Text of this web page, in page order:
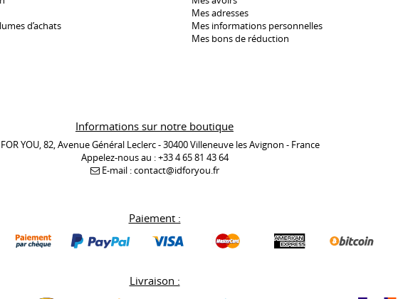
d’achats
Mes adresses
Mes informations personnelles
Mes bons de réduction
Informations sur notre boutique
YOU, 82, Avenue Général Leclerc - 30400 Villeneuve les Avignon - France
Appelez-nous au :+33 4 65 81 43 64
E-mail :contact@idforyou.fr
Paiement :
Livraison :